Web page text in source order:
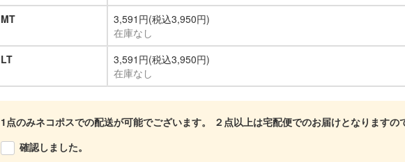
MT
3,591円(税込3,950円)
在庫なし
LT
3,591円(税込3,950円)
在庫なし
1点のみネコポスでの配送が可能でございます。 ２点以上は宅配便でのお届けとなりますの
確認しました。